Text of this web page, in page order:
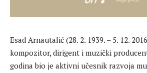
Esad Arnautalić (28. 2. 1939. – 5. 12.
kompozitor, dirigent i muzički
godina bio je aktivni učesnik razvoja